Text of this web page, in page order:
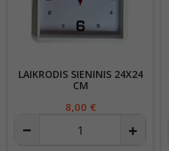
LAIKRODIS SIENINIS 24X24
CM
Kaina
8,00 €